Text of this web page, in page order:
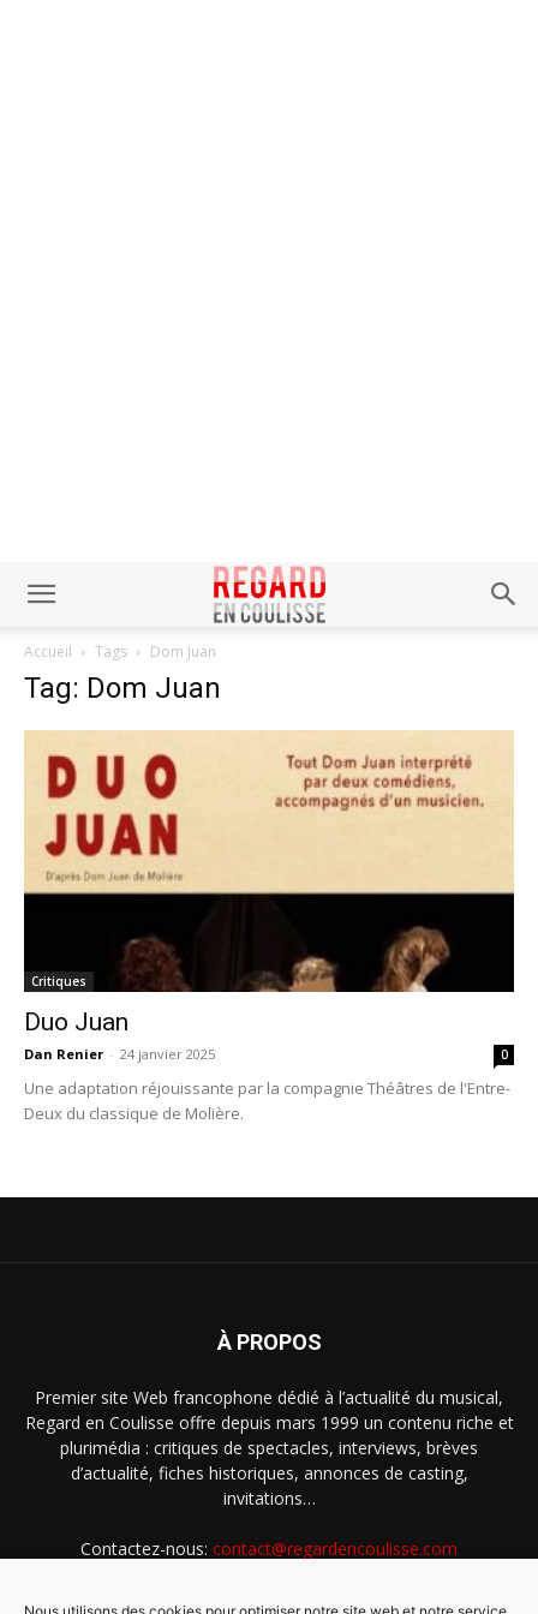
Accueil Tags Dom Juan
Tag: Dom Juan
Critiques
Duo Juan
Dan Renier - 24 janvier 2025 0
Une adaptation réjouissante par la compagnie Théâtres de l'Entre-
Deux du classique de Molière.
À PROPOS
Premier site Web francophone dédié à l’actualité du musical,
Regard en Coulisse offre depuis mars 1999 un contenu riche et
plurimédia : critiques de spectacles, interviews, brèves
d’actualité, fiches historiques, annonces de casting,
invitations…
Contactez-nous: contact@regardencoulisse.com